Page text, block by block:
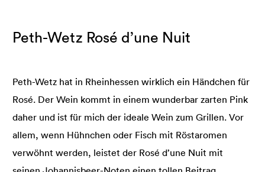
Peth-Wetz Rosé d’une Nuit
Peth-Wetz hat in Rheinhessen wirklich ein Händchen für
Rosé. Der Wein kommt in einem wunderbar zarten Pink
daher und ist für mich der ideale Wein zum Grillen. Vor
allem, wenn Hühnchen oder Fisch mit Röstaromen
verwöhnt werden, leistet der Rosé d’une Nuit mit